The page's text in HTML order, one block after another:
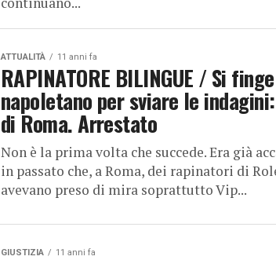
ATTUALITÀ 11 anni fa
RAPINATORE BILINGUE / Si finge
napoletano per sviare le
di Roma. Arrestato
Non è la prima volta che succede. Era già
in passato che, a Roma, dei rapinatori di
avevano preso di mira soprattutto Vip...
GIUSTIZIA 11 anni fa